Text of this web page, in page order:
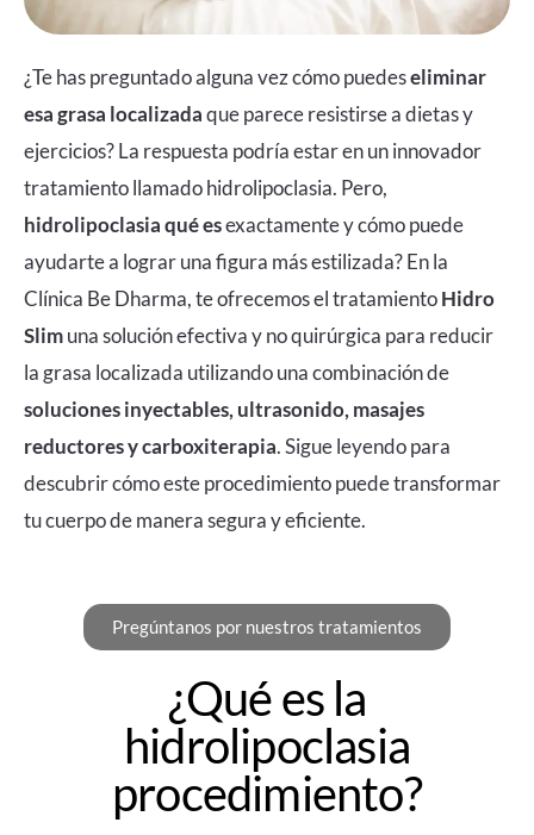
¿Te has preguntado alguna vez cómo puedeseliminar
esa grasa localizadaque parece resistirse a dietas y
ejercicios? La respuesta podría estar en un innovador
tratamiento llamado hidrolipoclasia. Pero,
hidrolipoclasia qué esexactamente y cómo puede
ayudarte a lograr una figura más estilizada? En la
Clínica Be Dharma, te ofrecemos el tratamientoHidro
Slimuna solución efectiva y no quirúrgica para reducir
la grasa localizada utilizando una combinación de
soluciones inyectables, ultrasonido, masajes
reductores y carboxiterapia. Sigue leyendo para
descubrir cómo este procedimiento puede transformar
tu cuerpo de manera segura y eficiente.
Pregúntanos por nuestros tratamientos
¿Qué es la
hidrolipoclasia
procedimiento?